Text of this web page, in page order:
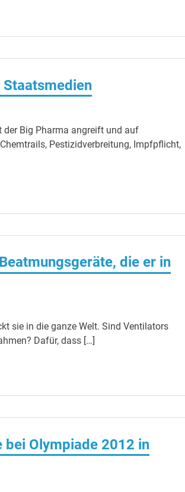
Big Pharma angreift und auf
Pestizidverbreitung, Impfpflicht,
die er in
sie in die ganze Welt. Sind Ventilators
Dafür, dass […]
Olympiade 2012 in